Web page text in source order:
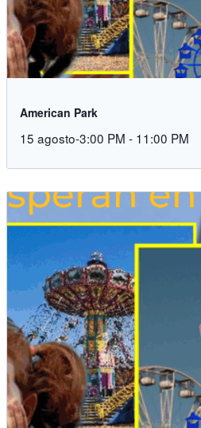
American Park
15 agosto-3:00 PM - 11:00 PM